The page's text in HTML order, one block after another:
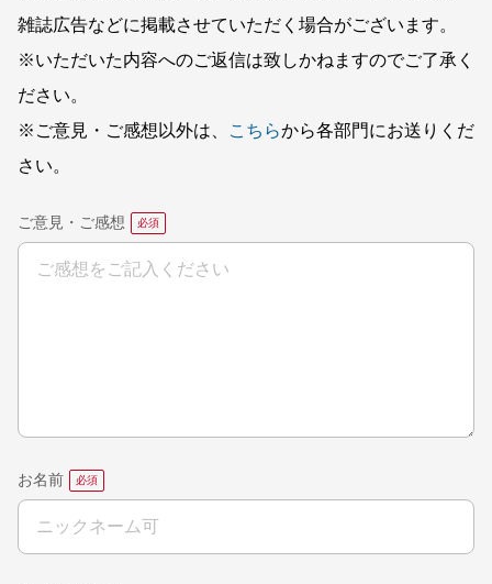
雑誌広告などに掲載させていただく場合がございます。
※いただいた内容へのご返信は致しかねますのでご了承く
ださい。
※ご意見・ご感想以外は、
こちらから各部門にお送りくだ
さい。
ご意見・ご感想
お名前